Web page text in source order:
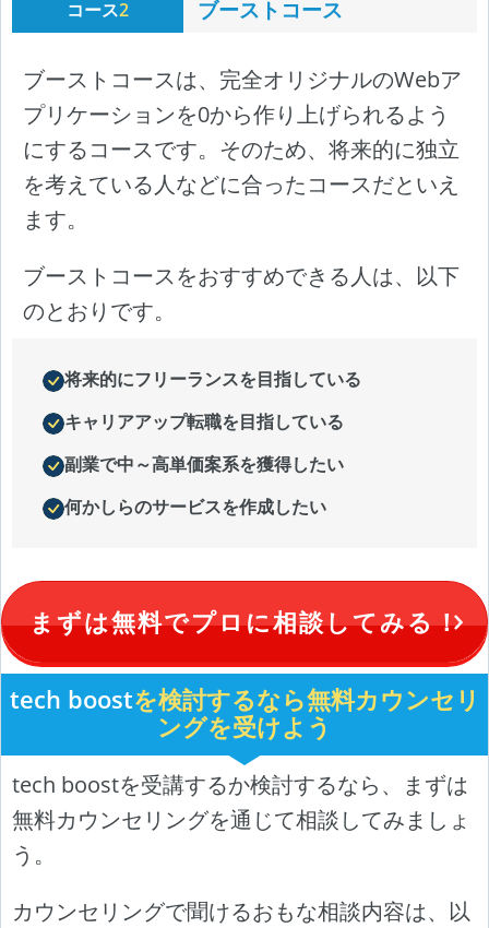
コース2 ブーストコース
ブーストコースは、完全オリジナルのWebア
プリケーションを0から作り上げられるよう
にするコースです。そのため、将来的に独立
を考えている人などに合ったコースだといえ
ます。
ブーストコースをおすすめできる人は、以下
のとおりです。
将来的にフリーランスを目指している
キャリアアップ転職を目指している
副業で中～高単価案系を獲得したい
何かしらのサービスを作成したい
まずは無料でプロに相談してみる！
tech boostを検討するなら無料カウンセリ
ングを受けよう
tech boostを受講するか検討するなら、まずは
無料カウンセリングを通じて相談してみましょ
う。
カウンセリングで聞けるおもな相談内容は、以